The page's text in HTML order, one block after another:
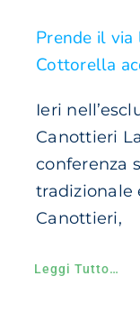
Prende il via
Cottorella
Ieri
Canottieri
conferenza
tradizionale
Canottieri,
Leggi Tutto…